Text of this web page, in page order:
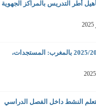
أطر التدريس بالمراكز الجهوية
مباراة توظيف الأساتذة 2025/2026 بالمغرب: المستجدات،
النشط داخل الفصل الدراسي